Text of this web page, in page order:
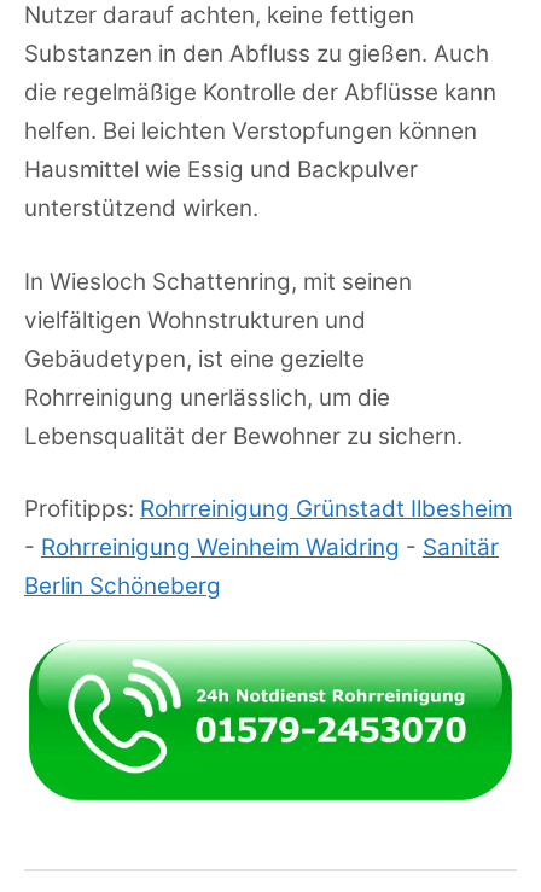
Nutzer darauf achten, keine fettigen
Substanzen in den Abfluss zu gießen. Auch
die regelmäßige Kontrolle der Abflüsse kann
helfen. Bei leichten Verstopfungen können
Hausmittel wie Essig und Backpulver
unterstützend wirken.
In Wiesloch Schattenring, mit seinen
vielfältigen Wohnstrukturen und
Gebäudetypen, ist eine gezielte
Rohrreinigung unerlässlich, um die
Lebensqualität der Bewohner zu sichern.
Profitipps: Rohrreinigung Grünstadt Ilbesheim
- Rohrreinigung Weinheim Waidring - Sanitär
Berlin Schöneberg